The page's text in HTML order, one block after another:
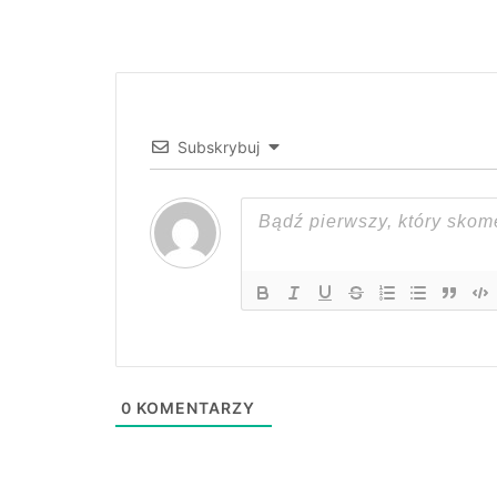
Subskrybuj
0 KOMENTARZY